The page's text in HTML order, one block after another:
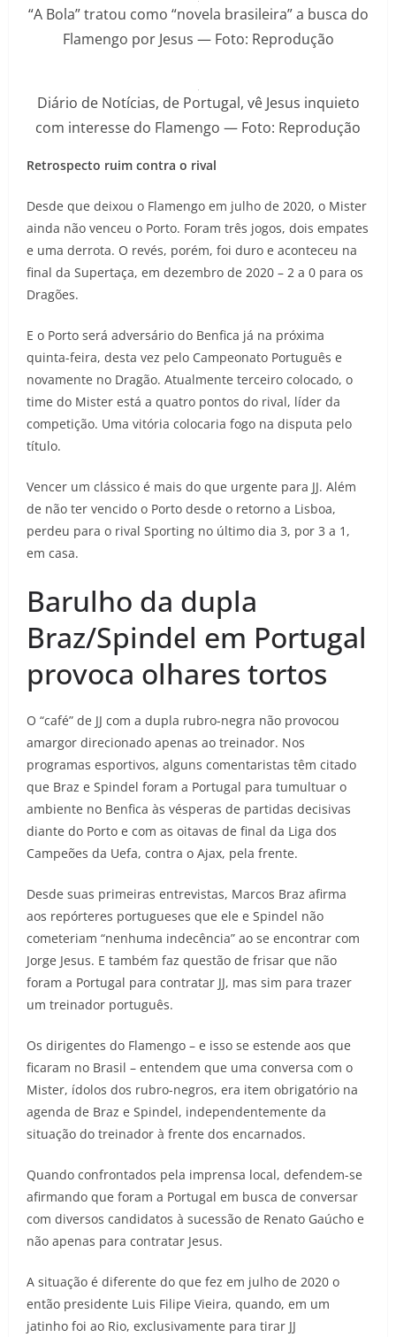
“A Bola” tratou como “novela brasileira” a busca do
Flamengo por Jesus — Foto: Reprodução
Diário de Notícias, de Portugal, vê Jesus inquieto
com interesse do Flamengo — Foto: Reprodução
Retrospecto ruim contra o rival
Desde que deixou o Flamengo em julho de 2020, o Mister
ainda não venceu o Porto. Foram três jogos, dois empates
e uma derrota. O revés, porém, foi duro e aconteceu na
final da Supertaça, em dezembro de 2020 – 2 a 0 para os
Dragões.
E o Porto será adversário do Benfica já na próxima
quinta-feira, desta vez pelo Campeonato Português e
novamente no Dragão. Atualmente terceiro colocado, o
time do Mister está a quatro pontos do rival, líder da
competição. Uma vitória colocaria fogo na disputa pelo
título.
Vencer um clássico é mais do que urgente para JJ. Além
de não ter vencido o Porto desde o retorno a Lisboa,
perdeu para o rival Sporting no último dia 3, por 3 a 1,
em casa.
Barulho da dupla
Braz/Spindel em Portugal
provoca olhares tortos
O “café” de JJ com a dupla rubro-negra não provocou
amargor direcionado apenas ao treinador. Nos
programas esportivos, alguns comentaristas têm citado
que Braz e Spindel foram a Portugal para tumultuar o
ambiente no Benfica às vésperas de partidas decisivas
diante do Porto e com as oitavas de final da Liga dos
Campeões da Uefa, contra o Ajax, pela frente.
Desde suas primeiras entrevistas, Marcos Braz afirma
aos repórteres portugueses que ele e Spindel não
cometeriam “nenhuma indecência” ao se encontrar com
Jorge Jesus. E também faz questão de frisar que não
foram a Portugal para contratar JJ, mas sim para trazer
um treinador português.
Os dirigentes do Flamengo – e isso se estende aos que
ficaram no Brasil – entendem que uma conversa com o
Mister, ídolos dos rubro-negros, era item obrigatório na
agenda de Braz e Spindel, independentemente da
situação do treinador à frente dos encarnados.
Quando confrontados pela imprensa local, defendem-se
afirmando que foram a Portugal em busca de conversar
com diversos candidatos à sucessão de Renato Gaúcho e
não apenas para contratar Jesus.
A situação é diferente do que fez em julho de 2020 o
então presidente Luis Filipe Vieira, quando, em um
jatinho foi ao Rio, exclusivamente para tirar JJ